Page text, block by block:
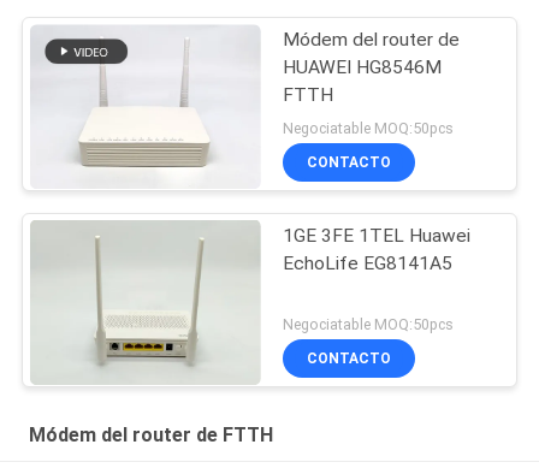
Módem del router de
HUAWEI HG8546M
FTTH
Negociatable MOQ:50pcs
CONTACTO
1GE 3FE 1TEL Huawei
EchoLife EG8141A5
Negociatable MOQ:50pcs
CONTACTO
Módem del router de FTTH